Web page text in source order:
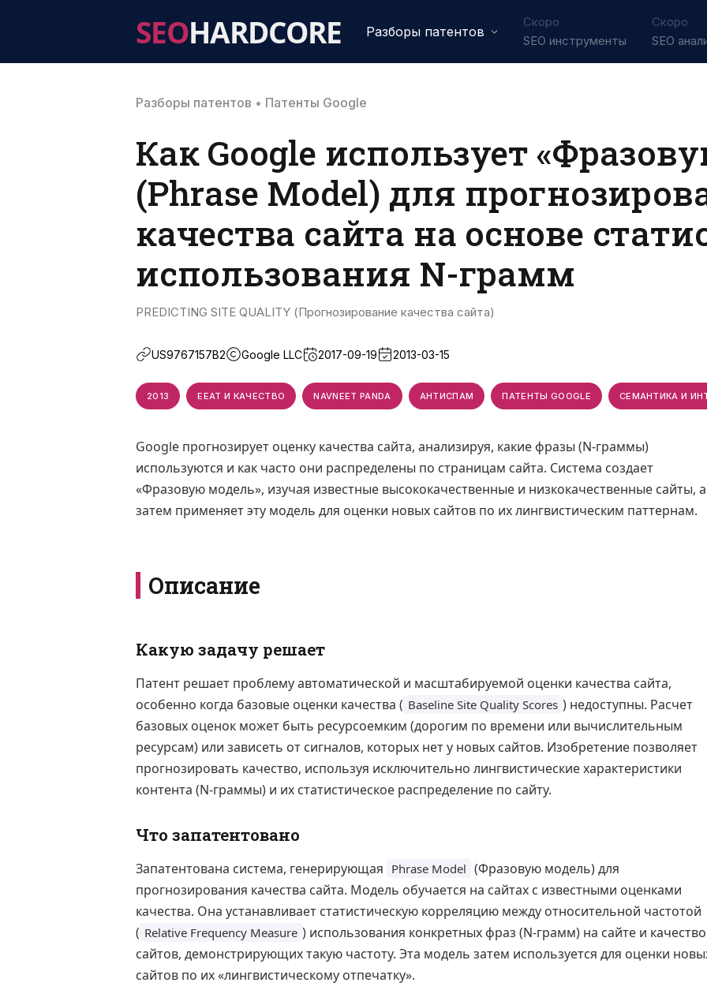
SEOHARDCORE Разборы патентов
Скоро
SEO инструменты
Скоро
SEO
Разборы патентов • Патенты Google
Как Google использует
(Phrase Model) для
качества сайта на основе
использования N-грамм
PREDICTING SITE QUALITY (Прогнозирование качества сайта)
US9767157B2 Google LLC 2017-09-19 2013-03-15
2013 EEAT И КАЧЕСТВО NAVNEET PANDA АНТИСПАМ ПАТЕНТЫ GOOGLE СЕМАНТИКА И
Google прогнозирует оценку качества сайта, анализируя, какие фразы (N-граммы)
используются и как часто они распределены по страницам сайта. Система создает
«Фразовую модель», изучая известные высококачественные и низкокачественные сайты, а
затем применяет эту модель для оценки новых сайтов по их лингвистическим паттернам.
Описание
Какую задачу решает
Патент решает проблему автоматической и масштабируемой оценки качества сайта,
особенно когда базовые оценки качества ( Baseline Site Quality Scores ) недоступны. Расчет
базовых оценок может быть ресурсоемким (дорогим по времени или вычислительным
ресурсам) или зависеть от сигналов, которых нет у новых сайтов. Изобретение позволяет
прогнозировать качество, используя исключительно лингвистические характеристики
контента (N-граммы) и их статистическое распределение по сайту.
Что запатентовано
Запатентована система, генерирующая Phrase Model (Фразовую модель) для
прогнозирования качества сайта. Модель обучается на сайтах с известными оценками
качества. Она устанавливает статистическую корреляцию между относительной частотой
( Relative Frequency Measure ) использования конкретных фраз (N-грамм) на сайте и
сайтов, демонстрирующих такую частоту. Эта модель затем используется для оценки
сайтов по их «лингвистическому отпечатку».